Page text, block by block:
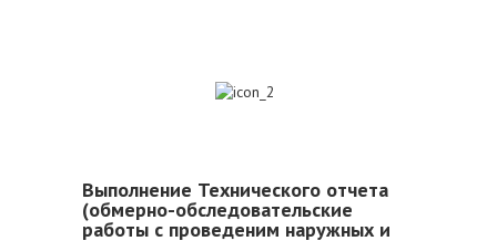
Выполнение Технического отчета
(обмерно-обследовательские
работы с проведеним наружных и